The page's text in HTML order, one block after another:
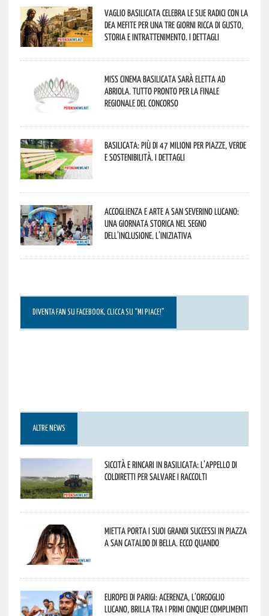
Vaglio Basilicata celebra le sue radici con la
Dea Mefite per una tre giorni ricca di gusto,
storia e intrattenimento. I dettagli
Miss Cinema Basilicata sarà eletta ad
Abriola. Tutto pronto per la finale
regionale del concorso
Basilicata: più di 47 milioni per piazze, verde
e sostenibilità. I dettagli
Accoglienza e arte a San Severino Lucano:
una giornata storica nel segno
dell’inclusione. L’iniziativa
DIVENTA FAN SU FACEBOOK, CLICCA SU “MI PIACE!”
ALTRE NEWS
Siccità e rincari in Basilicata: l’appello di
Coldiretti per salvare i raccolti
Mietta porta i suoi grandi successi in piazza
a San Cataldo di Bella. Ecco quando
Europei di Parigi: Acerenza, l’orgoglio
lucano, brilla tra i primi cinque! Complimenti